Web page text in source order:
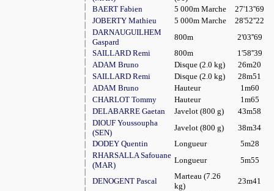
BAERT Fabien
5 000m Marche
27'13''69
JOBERTY Mathieu
5 000m Marche
28'52''22
DARNAUGUILHEM
Gaspard
800m
2'03''69
SAILLARD Remi
800m
1'58''39
ADAM Bruno
Disque (2.0 kg)
26m20
SAILLARD Remi
Disque (2.0 kg)
28m51
ADAM Bruno
Hauteur
1m60
CHARLOT Tommy
Hauteur
1m65
DELABARRE Gaetan
Javelot (800 g)
43m58
DIOUF Youssoupha
(SEN)
Javelot (800 g)
38m34
DODEY Quentin
Longueur
5m28
RHARSALLA Safouane
(MAR)
Longueur 5m55
DENOGENT Pascal
Marteau (7.26
kg)
23m41